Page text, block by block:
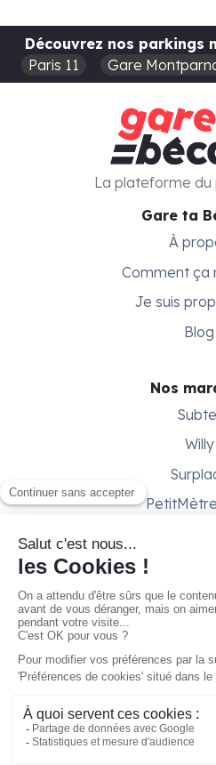
Découvrez nos parkings
Paris 11
Gare
Gare ta
À
Comment ça
Je suis
Blog
Nos
Willy
Besoin
Conditions
Gestion des
La plateforme du